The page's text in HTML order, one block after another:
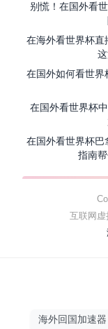
别慌！在国外看
在海外看世界杯直
在国外如何看世
在国外看世界杯
在国外看世界杯
指南
互联网虚
海外回国加速器